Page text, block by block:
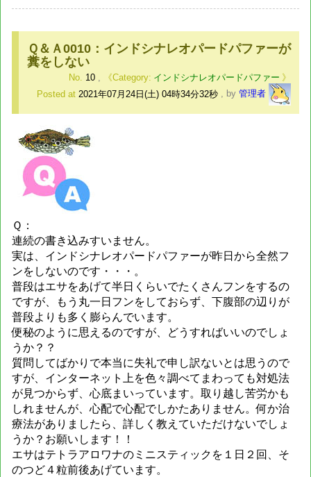
Ｑ＆Ａ0010：インドシナレオパードパファーが
糞をしない
No. 10 ,
インドシナレオパードパファー
Posted at 2021年07月24日(土) 04時34分32秒 , by 管理者
Ｑ：
連続の書き込みすいません。
実は、インドシナレオパードパファーが昨日から全然フ
ンをしないのです・・・。
普段はエサをあげて半日くらいでたくさんフンをするの
ですが、もう丸一日フンをしておらず、下腹部の辺りが
普段よりも多く膨らんでいます。
便秘のように思えるのですが、どうすればいいのでしょ
うか？？
質問してばかりで本当に失礼で申し訳ないとは思うので
すが、インターネット上を色々調べてまわっても対処法
が見つからず、心底まいっています。取り越し苦労かも
しれませんが、心配で心配でしかたありません。何か治
療法がありましたら、詳しく教えていただけないでしょ
うか？お願いします！！
エサはテトラアロワナのミニスティックを１日２回、そ
のつど４粒前後あげています。